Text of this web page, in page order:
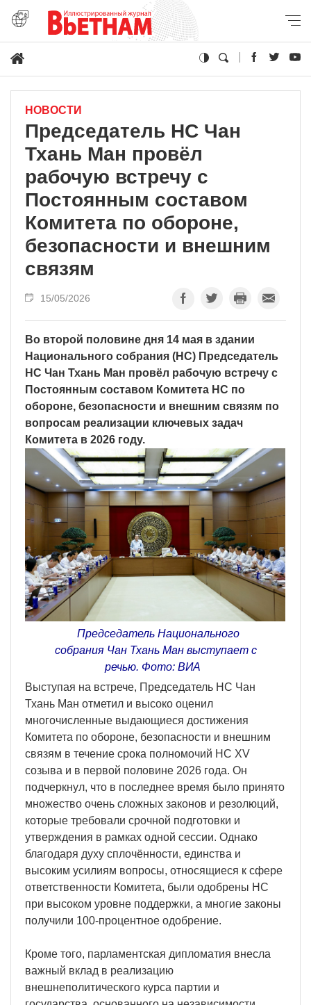
НОВОСТИ
Председатель НС Чан
Тхань Ман провёл
рабочую встречу с
Постоянным составом
Комитета по обороне,
безопасности и внешним
связям
15/05/2026
Во второй половине дня 14 мая в здании
Национального собрания (НС) Председатель
НС Чан Тхань Ман провёл рабочую встречу с
Постоянным составом Комитета НС по
обороне, безопасности и внешним связям по
вопросам реализации ключевых задач
Комитета в 2026 году.
Председатель Национального
собрания Чан Тхань Ман выступает с
речью. Фото: ВИА
Выступая на встрече, Председатель НС Чан
Тхань Ман отметил и высоко оценил
многочисленные выдающиеся достижения
Комитета по обороне, безопасности и внешним
связям в течение срока полномочий НС XV
созыва и в первой половине 2026 года. Он
подчеркнул, что в последнее время было принято
множество очень сложных законов и резолюций,
которые требовали срочной подготовки и
утверждения в рамках одной сессии. Однако
благодаря духу сплочённости, единства и
высоким усилиям вопросы, относящиеся к сфере
ответственности Комитета, были одобрены НС
при высоком уровне поддержки, а многие законы
получили 100-процентное одобрение.
Кроме того, парламентская дипломатия внесла
важный вклад в реализацию
внешнеполитического курса партии и